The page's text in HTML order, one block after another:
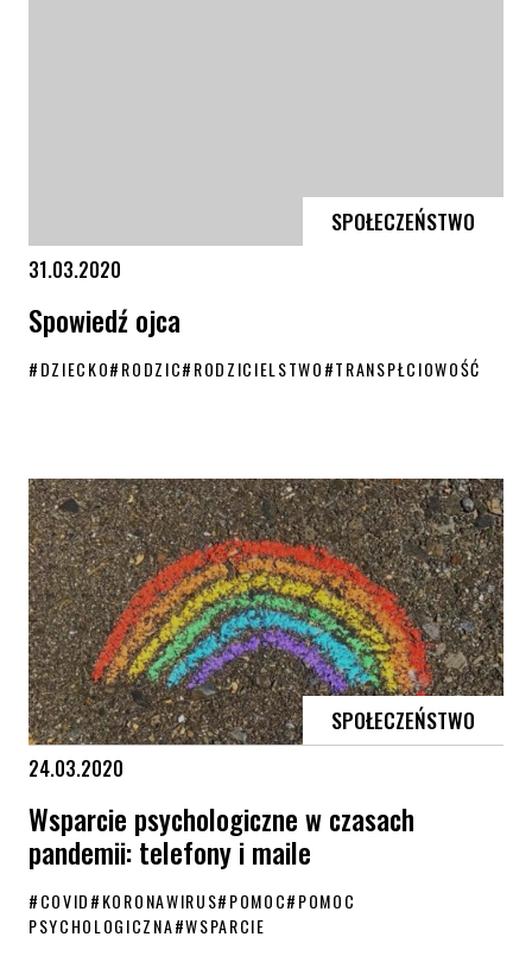
SPOŁECZEŃSTWO
31.03.2020
Spowiedź ojca
#DZIECKO#RODZIC#RODZICIELSTWO#TRANSPŁCIOWOŚĆ
SPOŁECZEŃSTWO
24.03.2020
Wsparcie psychologiczne w czasach
pandemii: telefony i maile
#COVID#KORONAWIRUS#POMOC#POMOC
PSYCHOLOGICZNA#WSPARCIE